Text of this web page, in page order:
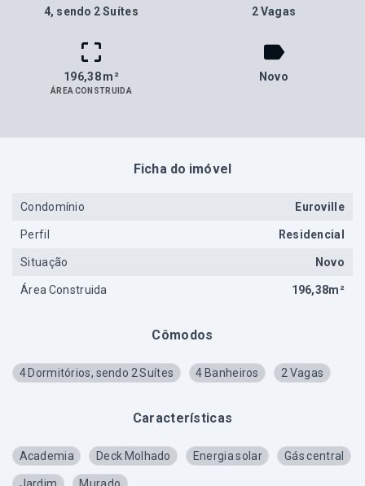
4, sendo 2 Suítes 2 Vagas
196,38 m²
ÁREA CONSTRUIDA
Novo
Cômodos
4 Dormitórios, sendo 2 Suítes 4 Banheiros 2 Vagas
Características
Academia Deck Molhado Energia solar Gás central
Ficha do imóvel
Condomínio Euroville
Perfil Residencial
Situação Novo
Área Construida 196,38m²